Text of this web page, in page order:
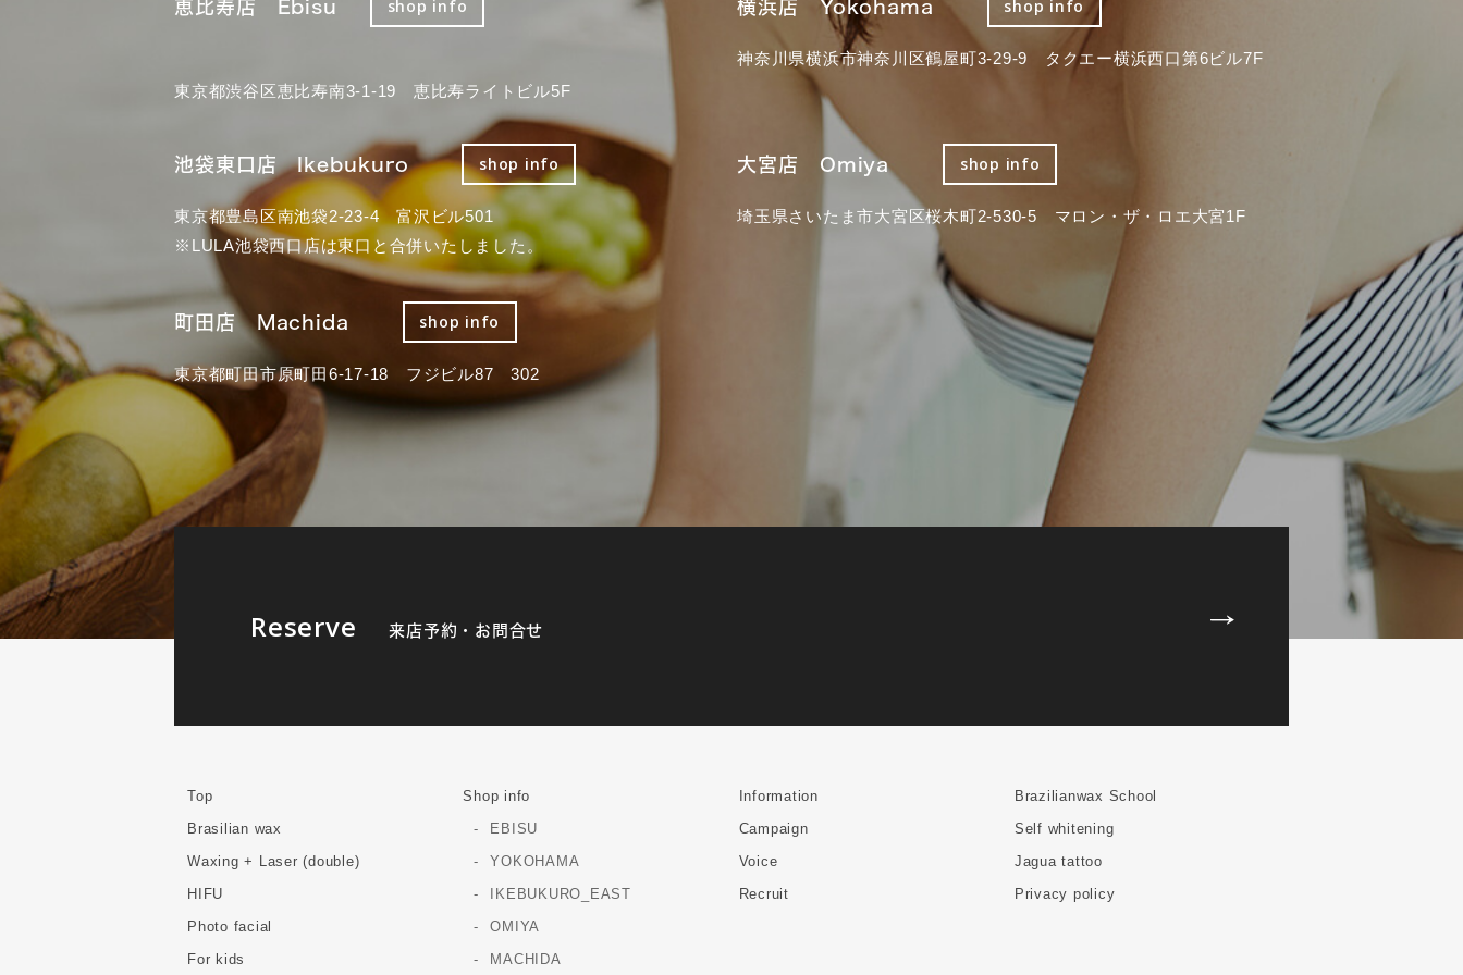
恵比寿店 Ebisu shop info
東京都渋谷区恵比寿南3-1-19 恵比寿ライトビル5F
横浜店 Yokohama shop info
神奈川県横浜市神奈川区鶴屋町3-29-9 タクエー横浜西口第6ビル7F
池袋東口店 Ikebukuro shop info
東京都豊島区南池袋2-23-4 富沢ビル501
※LULA池袋西口店は東口と合併いたしました。
大宮店 Omiya shop info
埼玉県さいたま市大宮区桜木町2-530-5 マロン・ザ・ロエ大宮1F
町田店 Machida shop info
東京都町田市原町田6-17-18 フジビル87 302
Reserve 来店予約・お問合せ
Top
Brasilian wax
Waxing + Laser (double)
HIFU
Photo facial
For kids
Shop info
EBISU
YOKOHAMA
IKEBUKURO_EAST
OMIYA
MACHIDA
Information
Campaign
Voice
Recruit
Brazilianwax School
Self whitening
Jagua tattoo
Privacy policy